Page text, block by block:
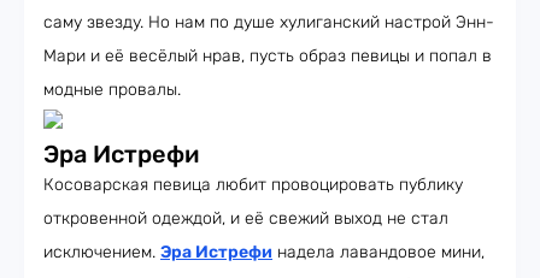
саму звезду. Но нам по душе хулиганский настрой Энн-
Мари и её весёлый нрав, пусть образ певицы и попал в
модные провалы.
Эра Истрефи
Косоварская певица любит провоцировать публику
откровенной одеждой, и её свежий выход не стал
исключением. Эра Истрефи надела лавандовое мини,